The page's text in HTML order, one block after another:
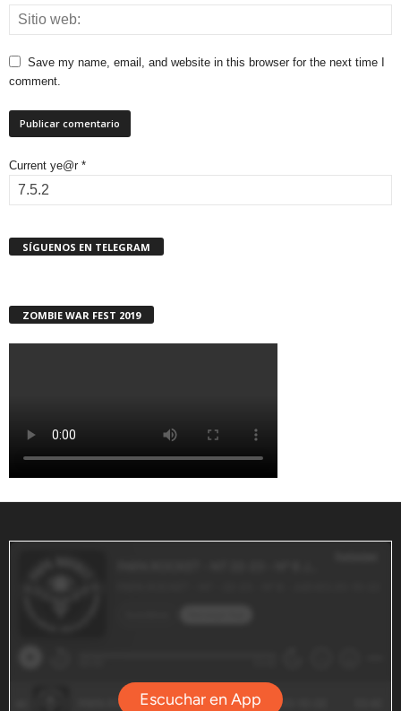
Save my name, email, and website in this browser for the next time I
comment.
Current ye@r *
SÍGUENOS EN TELEGRAM
ZOMBIE WAR FEST 2019